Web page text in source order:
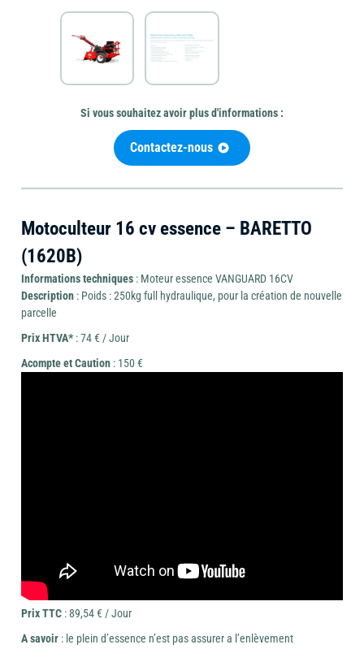
Mini-
et
brouette
Outillagede
coupe
Travail
béton
Chauffage
déshumidificateur
Si vous souhaitez avoir plus d'informations :
Contactez-nous
Motoculteur 16 cv essence – BARETTO
(1620B)
Informations techniques : Moteur essence VANGUARD 16CV
Description : Poids : 250kg full hydraulique, pour la création de nouvelle
parcelle
Prix HTVA* : 74 € / Jour
Acompte et Caution : 150 €
Prix TTC : 89,54 € / Jour
A savoir : le plein d’essence n’est pas assurer a l’enlèvement